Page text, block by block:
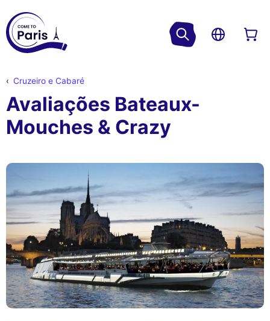
Cruzeiro e Cabaré
Avaliações Bateaux-
Mouches & Crazy